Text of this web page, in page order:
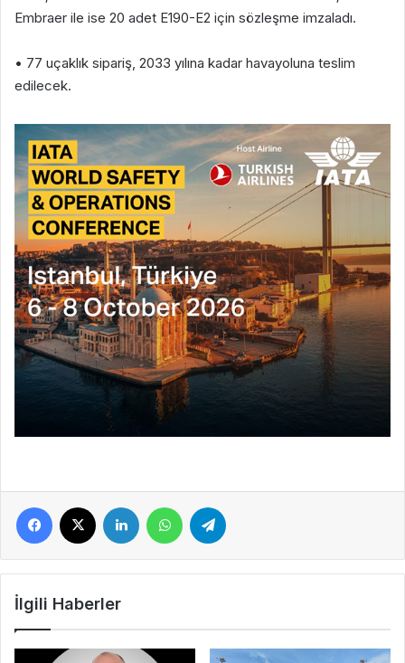
Embraer ile ise 20 adet E190-E2 için sözleşme imzaladı.
• 77 uçaklık sipariş, 2033 yılına kadar havayoluna teslim
edilecek.
Facebook LinkedIn WhatsApp
İlgili Haberler